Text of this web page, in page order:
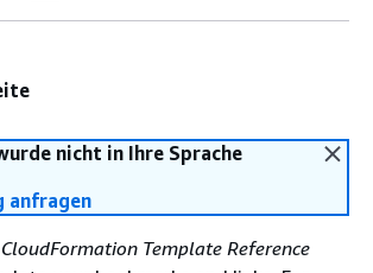
nicht in Ihre Sprache
anfragen
CloudFormation Template Reference